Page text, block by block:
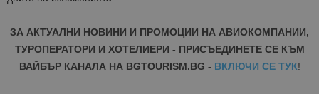
ЗА АКТУАЛНИ НОВИНИ И ПРОМОЦИИ НА АВИОКОМПАНИИ,
ТУРОПЕРАТОРИ И ХОТЕЛИЕРИ - ПРИСЪЕДИНЕТЕ СЕ КЪМ
ВАЙБЪР КАНАЛА НА BGTOURISM.BG - ВКЛЮЧИ СЕ ТУК!